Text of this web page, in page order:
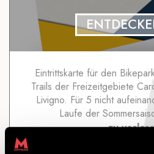
Eintrittskarte für den
Trails der Freizeitgebiete
Livigno. Für 5 nicht
Laufe der
zu